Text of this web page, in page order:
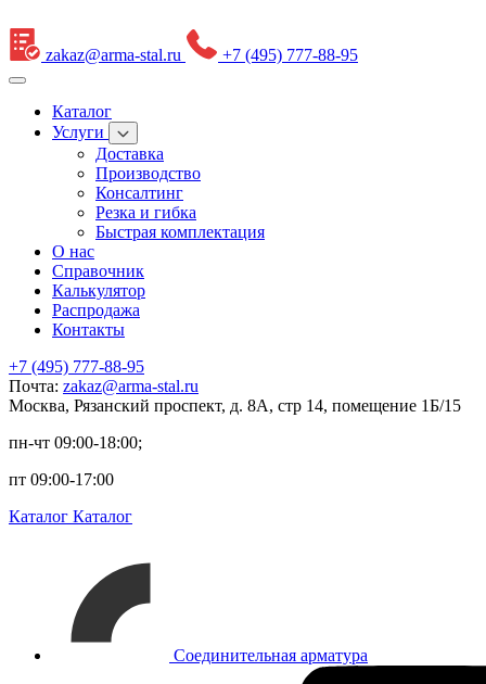
zakaz@arma-stal.ru +7 (495) 777-88-95
Каталог
Услуги
Доставка
Производство
Консалтинг
Резка и гибка
Быстрая комплектация
О нас
Справочник
Калькулятор
Распродажа
Контакты
+7 (495) 777-88-95
Почта: zakaz@arma-stal.ru
Москва, Рязанский проспект, д. 8А, стр 14, помещение 1Б/15
пн-чт 09:00-18:00;
пт 09:00-17:00
Каталог Каталог
Соединительная арматура